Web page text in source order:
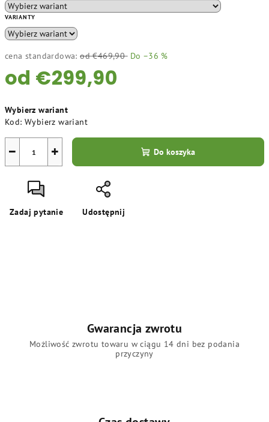
VARIANTY
cena standardowa: od €469,90 Do –36 %
od €299,90
jednostkowa:
Wybierz wariant
Kod: Wybierz wariant
+
− Do koszyka
Zadaj pytanie Udostępnij
Gwarancja zwrotu
Możliwość zwrotu towaru w ciągu 14 dni bez podania
przyczyny